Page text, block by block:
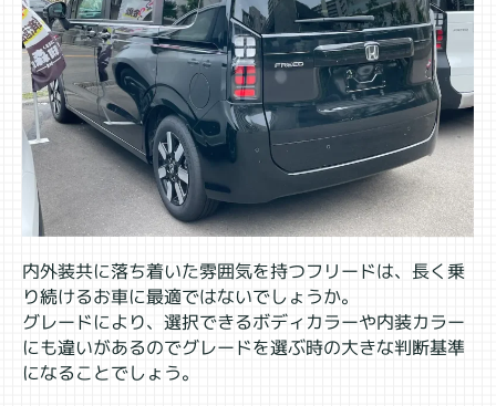
内外装共に落ち着いた雰囲気を持つフリードは、長く乗
り続けるお車に最適ではないでしょうか。
グレードにより、選択できるボディカラーや内装カラー
にも違いがあるのでグレードを選ぶ時の大きな判断基準
になることでしょう。